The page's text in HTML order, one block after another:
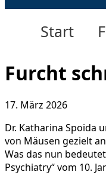
Start
Furcht
17. März 2026
Dr. Katharina Spoida
von Mäusen gezielt
Was das nun
Psychiatry“ vom 10.